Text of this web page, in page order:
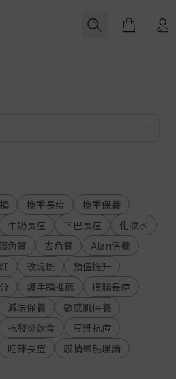
Cart
換季長痘
換季保養
牛奶長痘 下巴長痘
化妝水
護角質 去角質
Alan保養
玫瑰斑
顏值提升
護手霜推薦
摸臉長痘
減法保養
敏感肌保養
抗發炎飲食
豆漿抗痘
吃辣長痘
感情暈船理論